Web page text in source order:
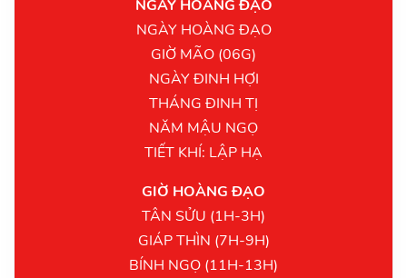
NGÀY HOÀNG ĐẠO
NGÀY HOÀNG ĐẠO
GIỜ MÃO (06G)
NGÀY ĐINH HỢI
THÁNG ĐINH TỊ
NĂM MẬU NGỌ
TIẾT KHÍ: LẬP HẠ
GIỜ HOÀNG ĐẠO
TÂN SỬU (1H-3H)
GIÁP THÌN (7H-9H)
BÍNH NGỌ (11H-13H)